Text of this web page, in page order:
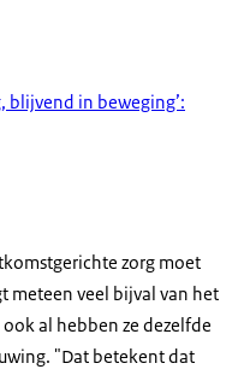
blijvend in beweging’:
zorg moet
meteen veel bijval van het
al hebben ze dezelfde
"Dat betekent dat